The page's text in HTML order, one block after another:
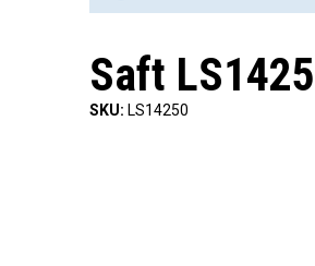
Saft
SKU: LS14250